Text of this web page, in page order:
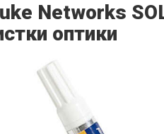
Networks
оптики